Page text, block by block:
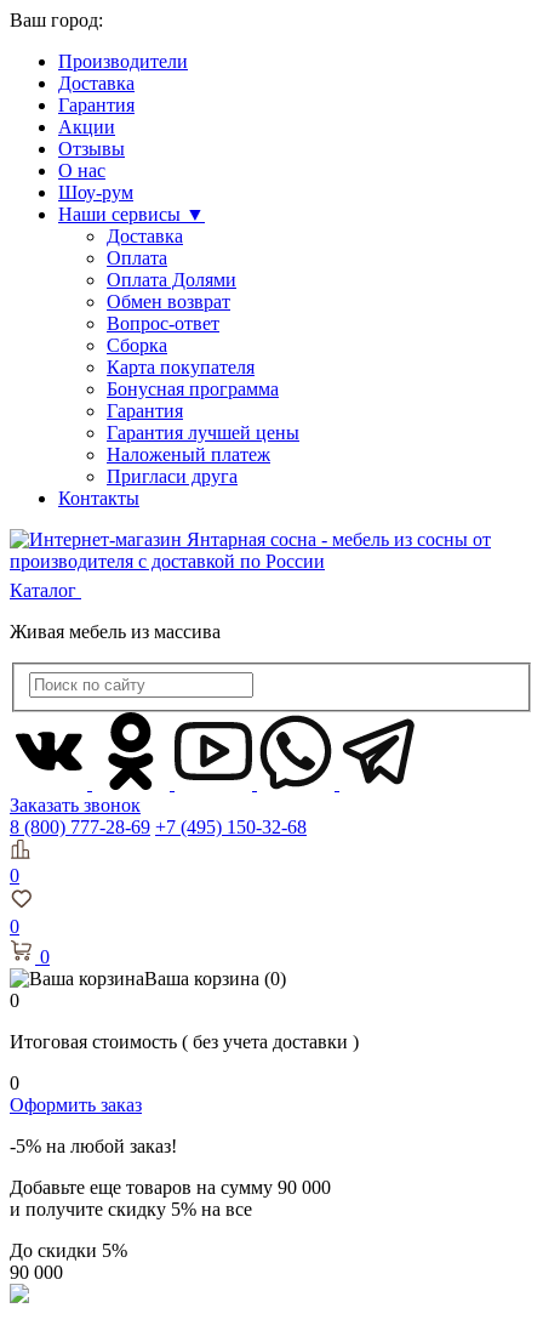
Ваш город:
Производители
Доставка
Гарантия
Акции
Отзывы
О нас
Шоу-рум
Наши сервисы ▼
Доставка
Оплата
Оплата Долями
Обмен возврат
Вопрос-ответ
Сборка
Карта покупателя
Бонусная программа
Гарантия
Гарантия лучшей цены
Наложеный платеж
Пригласи друга
Контакты
Каталог
Живая мебель из массива
Заказать звонок
8 (800) 777-28-69 +7 (495) 150-32-68
0
0
0
Ваша корзина (0)
0
Итоговая стоимость ( без учета доставки )
0
Оформить заказ
-5% на любой заказ!
Добавьте еще товаров на сумму 90 000
и получите скидку 5% на все
До скидки 5%
90 000